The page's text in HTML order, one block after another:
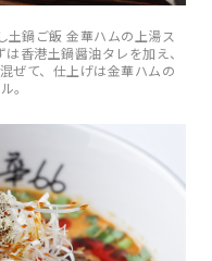
土鍋ご飯 金華ハムの上湯ス
香港土鍋醤油タレを加え、
ぜて、仕上げは金華ハムの
。